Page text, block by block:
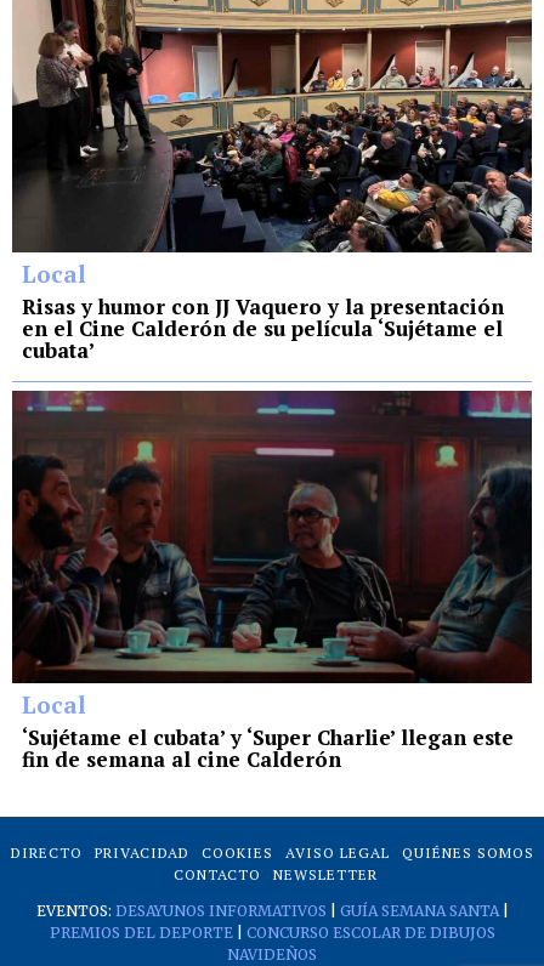
Local
Risas y humor con JJ Vaquero y la presentación
en el Cine Calderón de su película ‘Sujétame el
cubata’
Local
‘Sujétame el cubata’ y ‘Super Charlie’ llegan este
fin de semana al cine Calderón
DIRECTO PRIVACIDAD COOKIES AVISO LEGAL
QUIÉNES SOMOS
CONTACTO
NEWSLETTER
EVENTOS: DESAYUNOS INFORMATIVOS GUÍA SEMANA SANTA|
PREMIOS DEL DEPORTE| CONCURSO ESCOLAR DE DIBUJOS
NAVIDEÑOS